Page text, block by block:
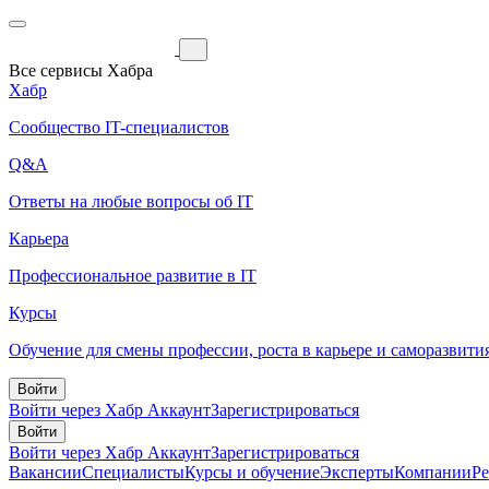
Все сервисы Хабра
Хабр
Сообщество IT-специалистов
Q&A
Ответы на любые вопросы об IT
Карьера
Профессиональное развитие в IT
Курсы
Обучение для смены профессии, роста в карьере и
Войти
Войти через Хабр АккаунтЗарегистрироваться
Войти
Войти через Хабр АккаунтЗарегистрироваться
ВакансииСпециалистыКурсы и обучениеЭкспертыКомпании